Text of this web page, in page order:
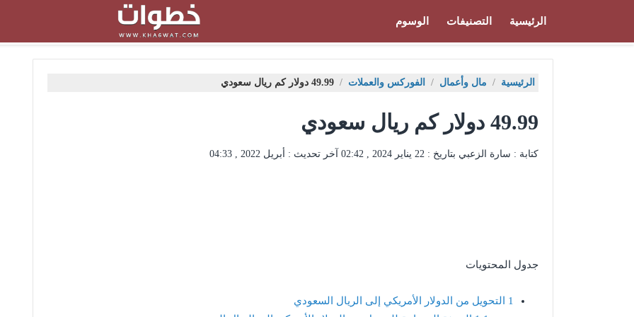
الرئيسية التصنيفات الوسوم
الرئيسية / مال وأعمال / الفوركس والعملات / 49.99 دولار كم ريال سعودي
49.99 دولار كم ريال سعودي
كتابة : سارة الزعبي بتاريخ : 22 يناير 2024 , 02:42 آخر تحديث : أبريل 2022 , 04:33
جدول المحتويات
1 التحويل من الدولار الأمريكي إلى الريال السعودي